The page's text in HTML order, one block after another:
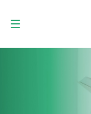
ค้นหาในเว็บไซต์